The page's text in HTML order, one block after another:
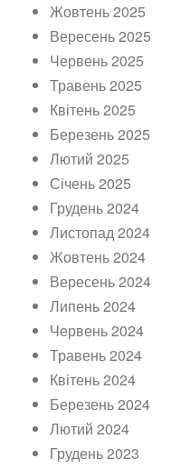
Жовтень 2025
Вересень 2025
Червень 2025
Травень 2025
Квітень 2025
Березень 2025
Лютий 2025
Січень 2025
Грудень 2024
Листопад 2024
Жовтень 2024
Вересень 2024
Липень 2024
Червень 2024
Травень 2024
Квітень 2024
Березень 2024
Лютий 2024
Грудень 2023